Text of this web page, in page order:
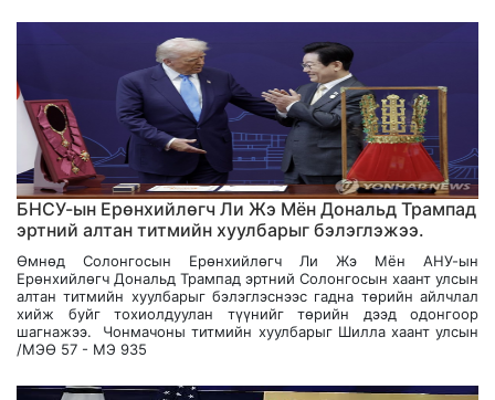
БНСУ-ын Ерөнхийлөгч Ли Жэ Мён Дональд Трампад
эртний алтан титмийн хуулбарыг бэлэглэжээ.
Өмнөд Солонгосын Ерөнхийлөгч Ли Жэ Мён АНУ-ын
Ерөнхийлөгч Дональд Трампад эртний Солонгосын хаант улсын
алтан титмийн хуулбарыг бэлэглэснээс гадна төрийн айлчлал
хийж буйг тохиолдуулан түүнийг төрийн дээд одонгоор
шагнажээ. Чонмачоны титмийн хуулбарыг Шилла хаант улсын
/МЭӨ 57 - МЭ 935